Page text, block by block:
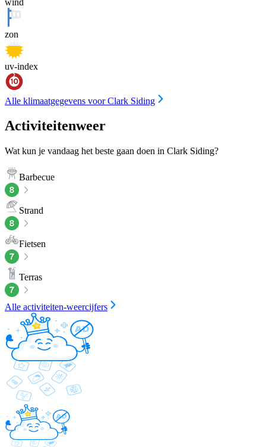
zon
uv-index
Alle klimaatgegevens voor Clark Siding
Activiteitenweer
Wat kun je vandaag het beste gaan doen in Clark Siding?
Barbecue
Strand
Fietsen
Terras
Alle activiteiten-weercijfers